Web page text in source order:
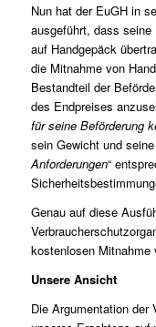
Nun hat der EuGH in
ausgeführt, dass seine
auf Handgepäck
die Mitnahme von
Bestandteil der
des Endpreises
für seine Beförderung
sein Gewicht und
Anforderungen“
Genau auf diese
kostenlosen Mitnahme
Unsere Ansicht
Die Argumentation der